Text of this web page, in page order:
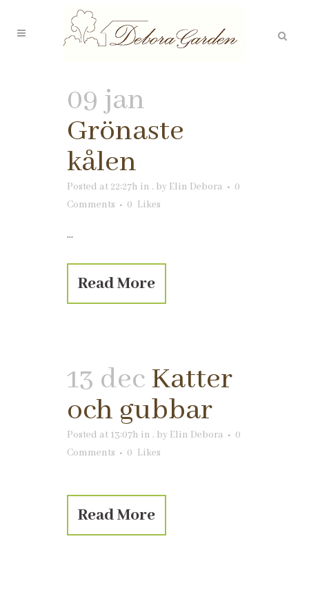
09 jan
Grönaste
kålen
Posted at 22:27h in . by Elin Debora
0
Comments
0 Likes
...
Read More
13 dec Katter
och gubbar
Posted at 13:07h in . by Elin Debora
0
Comments
0 Likes
Read More